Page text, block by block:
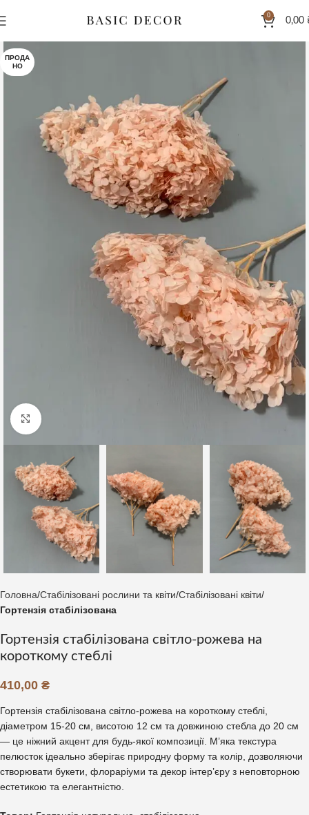
0
0,00
ПРОДА
НО
Клацніть, щоб збільшити
Головна Стабілізовані рослини та квіти Стабілізовані квіти
Гортензія стабілізована
Гортензія стабілізована світло-рожева на
короткому стеблі
410,00 ₴
Гортензія стабілізована світло-рожева на короткому стеблі,
діаметром 15-20 см, висотою 12 см та довжиною стебла до 20 см
— це ніжний акцент для будь-якої композиції. М’яка текстура
пелюсток ідеально зберігає природну форму та колір, дозволяючи
створювати букети, флораріуми та декор інтер’єру з неповторною
естетикою та елегантністю.